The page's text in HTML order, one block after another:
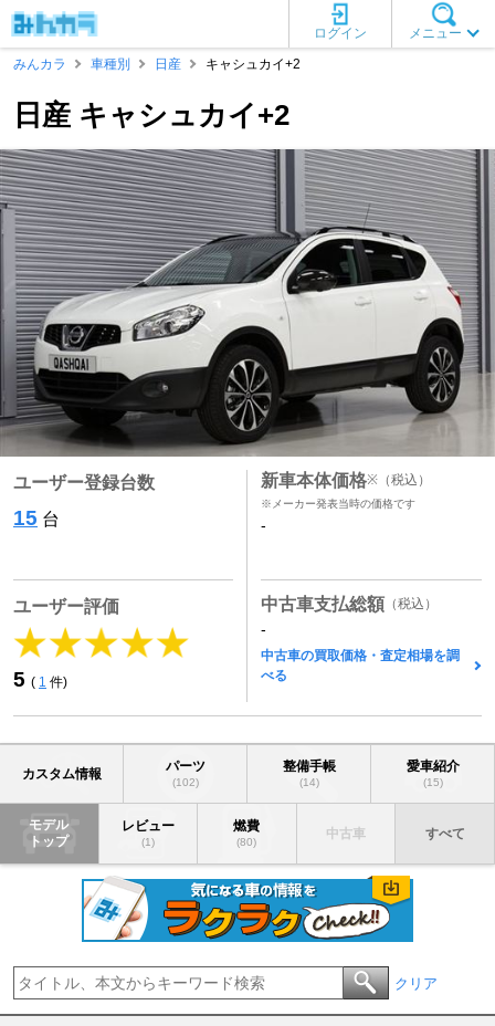
メニュー
ログイン
みんカラ
車種別 日産 キャシュカイ+2
日産 キャシュカイ+2
ユーザー登録台数
15 台
ユーザー評価
5 ( 1 件)
新車本体価格※ （税込）
※メーカー発表当時の価格です
-
中古車支払総額 （税込）
-
中古車の買取価格・査定相場を調
べる
カスタム情報 パーツ
(102)
整備手帳
(14)
愛車紹介
(15)
モデル
トップ
レビュー
(1)
燃費
(80)
中古車 すべて
クリア